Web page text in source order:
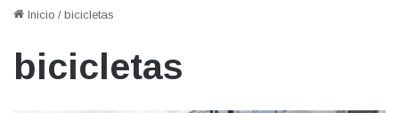
Inicio / bicicletas
bicicletas